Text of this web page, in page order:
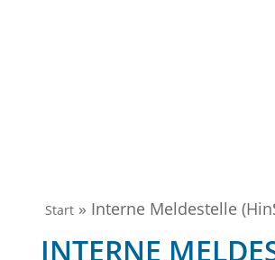
Start » Interne Meldestelle
INTERNE